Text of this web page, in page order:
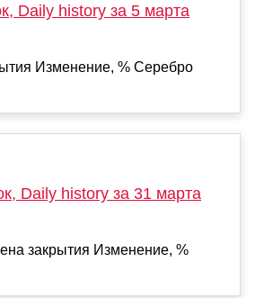
Daily history за 5 марта
Изменение, % Серебро
Daily history за 31 марта
закрытия Изменение, %